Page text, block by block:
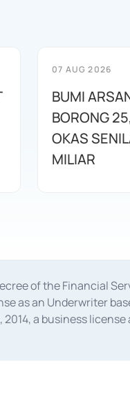
07 AUG 2026
BUMI
BORONG
OKAS
MILIAR
of the Financial
as an Underwriter
a business
S-67/PM.21/